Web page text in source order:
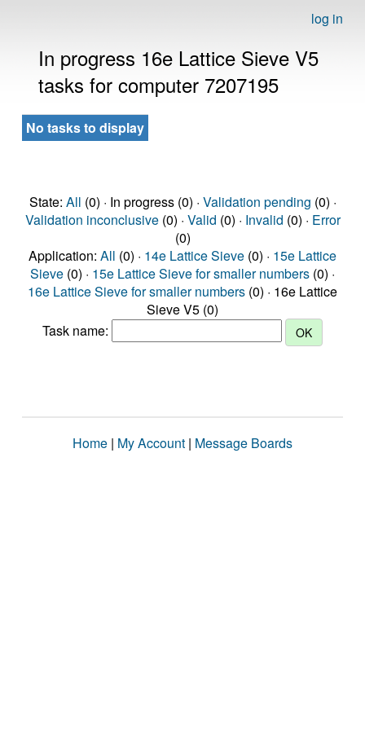
log in
In progress 16e Lattice Sieve V5
tasks for computer 7207195
No tasks to display
State: All (0) · In progress (0) · Validation pending (0) ·
Validation inconclusive(0) · Valid (0) · Invalid (0) · Error
(0)
Application: All (0) · 14e Lattice Sieve (0) · 15e Lattice
Sieve (0) · 15e Lattice Sieve for smaller numbers (0) ·
16e Lattice Sieve for smaller numbers (0) · 16e Lattice
Sieve V5 (0)
Task name:
Home | My Account | Message Boards